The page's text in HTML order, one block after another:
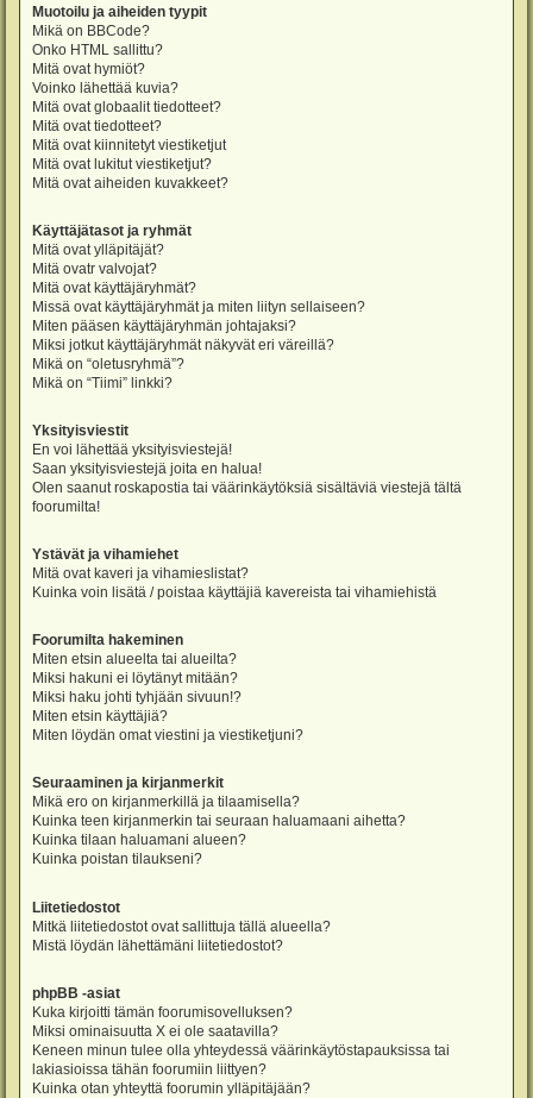
Muotoilu ja aiheiden tyypit
Mikä on BBCode?
Onko HTML sallittu?
Mitä ovat hymiöt?
Voinko lähettää kuvia?
Mitä ovat globaalit tiedotteet?
Mitä ovat tiedotteet?
Mitä ovat kiinnitetyt viestiketjut
Mitä ovat lukitut viestiketjut?
Mitä ovat aiheiden kuvakkeet?
Käyttäjätasot ja ryhmät
Mitä ovat ylläpitäjät?
Mitä ovatr valvojat?
Mitä ovat käyttäjäryhmät?
Missä ovat käyttäjäryhmät ja miten liityn sellaiseen?
Miten pääsen käyttäjäryhmän johtajaksi?
Miksi jotkut käyttäjäryhmät näkyvät eri väreillä?
Mikä on “oletusryhmä”?
Mikä on “Tiimi” linkki?
Yksityisviestit
En voi lähettää yksityisviestejä!
Saan yksityisviestejä joita en halua!
Olen saanut roskapostia tai väärinkäytöksiä sisältäviä viestejä tältä
foorumilta!
Ystävät ja vihamiehet
Mitä ovat kaveri ja vihamieslistat?
Kuinka voin lisätä / poistaa käyttäjiä kavereista tai vihamiehistä
Foorumilta hakeminen
Miten etsin alueelta tai alueilta?
Miksi hakuni ei löytänyt mitään?
Miksi haku johti tyhjään sivuun!?
Miten etsin käyttäjiä?
Miten löydän omat viestini ja viestiketjuni?
Seuraaminen ja kirjanmerkit
Mikä ero on kirjanmerkillä ja tilaamisella?
Kuinka teen kirjanmerkin tai seuraan haluamaani aihetta?
Kuinka tilaan haluamani alueen?
Kuinka poistan tilaukseni?
Liitetiedostot
Mitkä liitetiedostot ovat sallittuja tällä alueella?
Mistä löydän lähettämäni liitetiedostot?
phpBB -asiat
Kuka kirjoitti tämän foorumisovelluksen?
Miksi ominaisuutta X ei ole saatavilla?
Keneen minun tulee olla yhteydessä väärinkäytöstapauksissa tai
lakiasioissa tähän foorumiin liittyen?
Kuinka otan yhteyttä foorumin ylläpitäjään?